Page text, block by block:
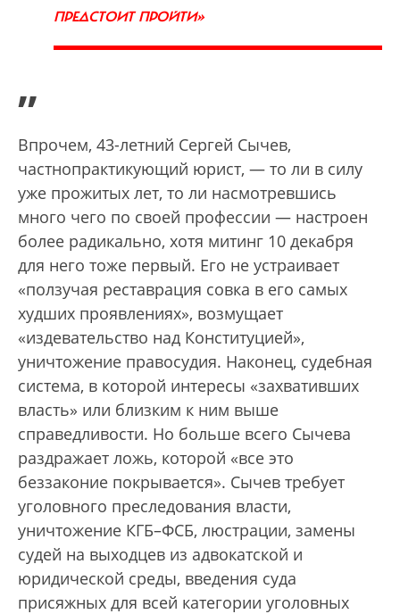
ПРЕДСТОИТ ПРОЙТИ»
”
Впрочем, 43-летний Сергей Сычев,
частнопрактикующий юрист, — то ли в силу
уже прожитых лет, то ли насмотревшись
много чего по своей профессии — настроен
более радикально, хотя митинг 10 декабря
для него тоже первый. Его не устраивает
«ползучая реставрация совка в его самых
худших проявлениях», возмущает
«издевательство над Конституцией»,
уничтожение правосудия. Наконец, судебная
система, в которой интересы «захвативших
власть» или близким к ним выше
справедливости. Но больше всего Сычева
раздражает ложь, которой «все это
беззаконие покрывается». Сычев требует
уголовного преследования власти,
уничтожение КГБ–ФСБ, люстрации, замены
судей на выходцев из адвокатской и
юридической среды, введения суда
присяжных для всей категории уголовных